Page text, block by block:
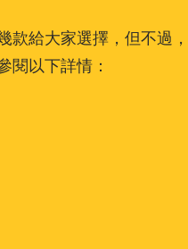
款給大家選擇，但不過
閱以下詳情：